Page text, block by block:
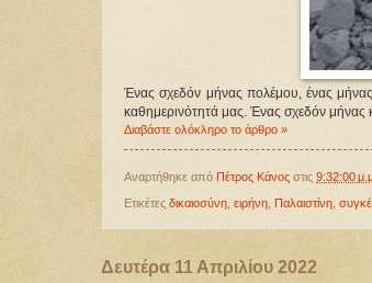
Ένας σχεδόν μήνας πολέμου, ένας
καθημερινότητά μας. Ένας σχεδόν μήνας
Διαβάστε ολόκληρο το άρθρο »
Αναρτήθηκε από Πέτρος Κάνος στις 9:32:00
Ετικέτες δικαιοσύνη ειρήνη Παλαιστίνη
Δευτέρα 11 Απριλίου 2022